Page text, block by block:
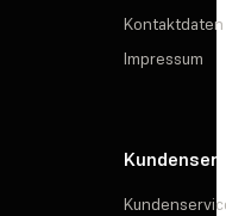
Kontaktdaten
Impressum